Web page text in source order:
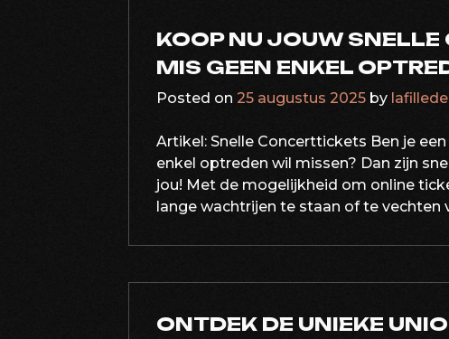
KOOP NU JOUW
MIS GEEN ENKEL
Posted on 25 augustus 2025 by
Artikel: Snelle Concerttickets Ben je
enkel optreden wil missen? Dan zijn
jou! Met de mogelijkheid om online
lange wachtrijen te staan of te vechten
ONTDEK DE UNIEKE